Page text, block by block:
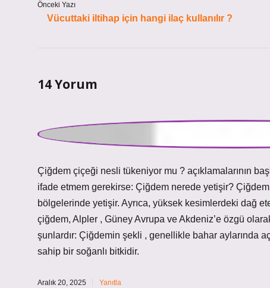
Önceki Yazı
Vücuttaki iltihap için hangi ilaç kullanılır ?
14 Yorum
Çiğdem çiçeği nesli tükeniyor mu ? açıklamalarının
ifade etmem gerekirse: Çiğdem nerede yetişir?
bölgelerinde yetişir. Ayrıca, yüksek kesimlerdeki dağ
çiğdem, Alpler , Güney Avrupa ve Akdeniz’e özgü
şunlardır: Çiğdemin şekli , genellikle bahar aylarında
sahip bir soğanlı bitkidir.
Aralık 20, 2025 Yanıtla